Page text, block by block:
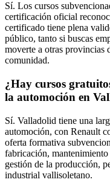
Sí. Los cursos
certificación oficial
certificado tiene plena
público, tanto si buscas
moverte a otras provincias
comunidad.
¿Hay cursos
la automoción en
Sí. Valladolid tiene una
automoción, con Renault
oferta formativa
fabricación,
gestión de la producción,
industrial vallisoletano.